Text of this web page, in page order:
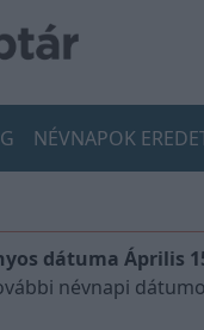
NÉVNAPOK
dátuma Április
névnapi